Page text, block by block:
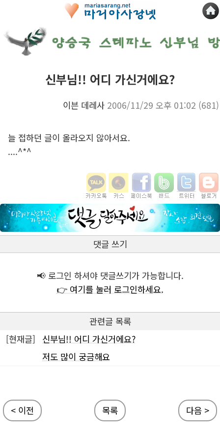
신부님!! 어디 가신거에요?
이븐 데레사 2006/11/29 오후 01:02 (681)
늘 접하던 글이 올라오지 않아서요.
....^*^
댓글 쓰기
📢 로그인 하셔야 댓글쓰기가 가능합니다.
👉 여기를 눌러 로그인하세요.
관련글 목록
[현재글]
신부님!! 어디 가신거에요?
저도 많이 궁금해요
< 이전 목록 다음 >